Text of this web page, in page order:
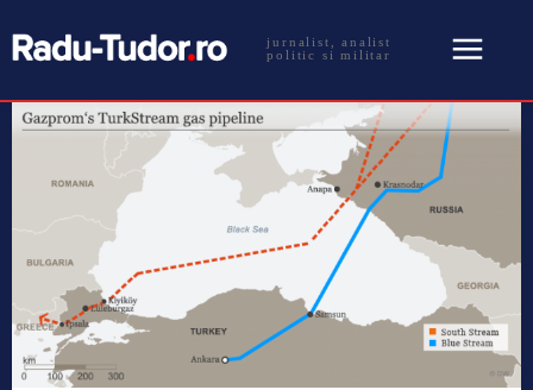
jurnalist, analist
politic si militar